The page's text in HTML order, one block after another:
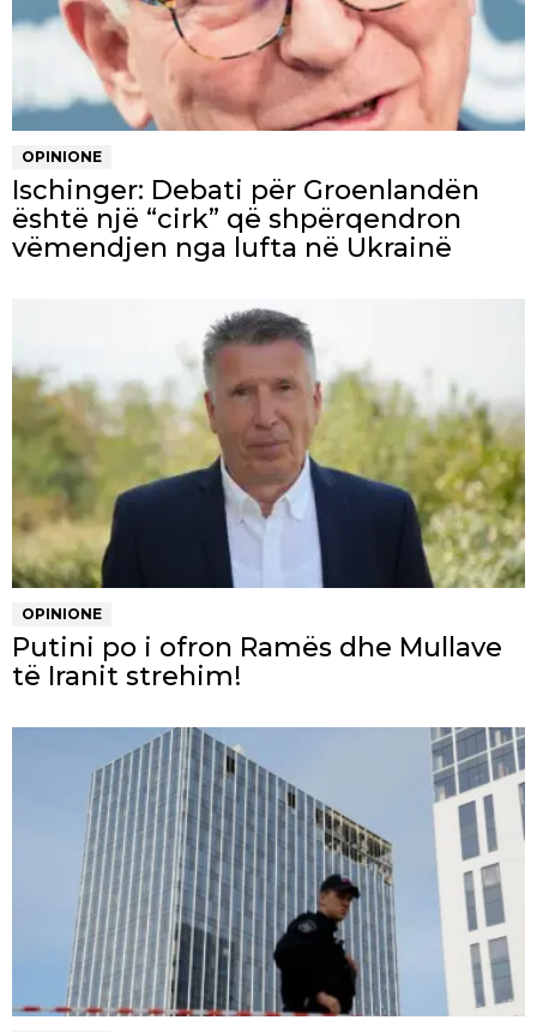
OPINIONE
Ischinger: Debati për Groenlandën
është një “cirk” që shpërqendron
vëmendjen nga lufta në Ukrainë
OPINIONE
Putini po i ofron Ramës dhe Mullave
të Iranit strehim!